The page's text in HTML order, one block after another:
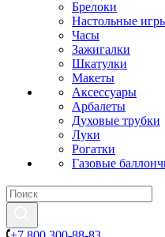
Брелоки
Настольные
Часы
Зажигалки
Шкатулки
Макеты
Аксессуары
Арбалеты
Духовые трубки
Луки
Рогатки
Газовые